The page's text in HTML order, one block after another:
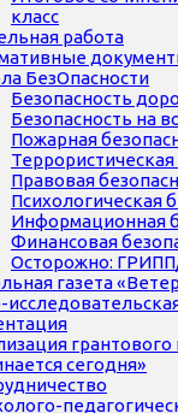
класс
работа
БезОпасности
Безопасность
Безопасность на
Пожарная
Правовая
Психологическая
Информационная
Финансовая
Осторожно:
газета
грантового
сегодня»